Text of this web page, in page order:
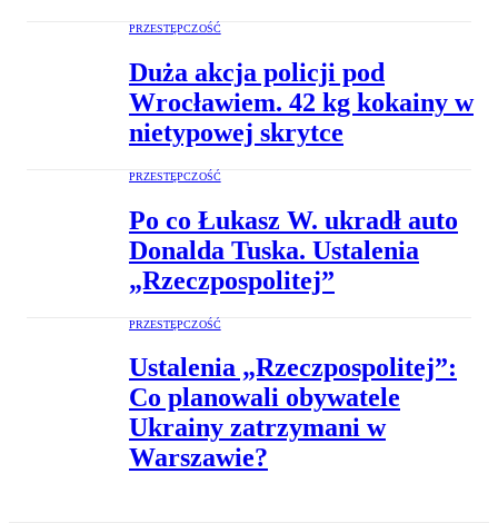
PRZESTĘPCZOŚĆ
Duża akcja policji pod
Wrocławiem. 42 kg kokainy w
nietypowej skrytce
PRZESTĘPCZOŚĆ
Po co Łukasz W. ukradł auto
Donalda Tuska. Ustalenia
„Rzeczpospolitej”
PRZESTĘPCZOŚĆ
Ustalenia „Rzeczpospolitej”:
Co planowali obywatele
Ukrainy zatrzymani w
Warszawie?